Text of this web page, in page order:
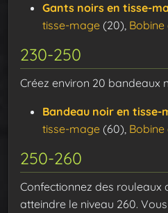
Gants noirs en tisse-
tisse-mage (20),
230-250
Créez environ 20 bandeaux
Bandeau noir en tisse-
tisse-mage (60),
250-260
Confectionnez des rouleaux
atteindre le niveau 260.